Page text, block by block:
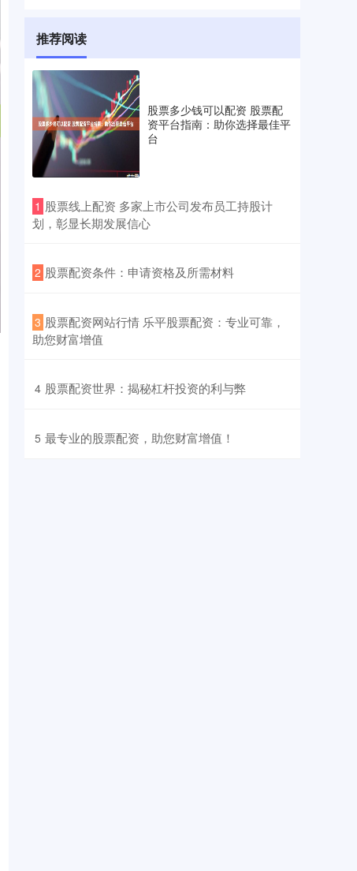
推荐阅读
股票多少钱可以配资 股票配
资平台指南：助你选择最佳平
台
1 ​股票线上配资 多家上市公司发布员工持股计
划，彰显长期发展信心
2 ​股票配资条件：申请资格及所需材料
3 ​股票配资网站行情 乐平股票配资：专业可靠，
助您财富增值
4 ​股票配资世界：揭秘杠杆投资的利与弊
5 ​最专业的股票配资，助您财富增值！